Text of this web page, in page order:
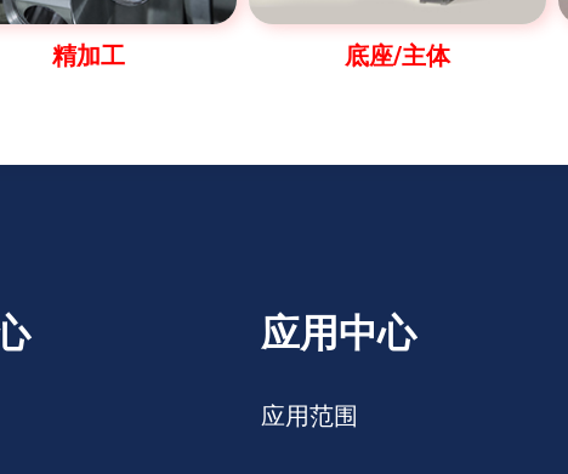
精加工 底座/主体
应用中心
应用范围